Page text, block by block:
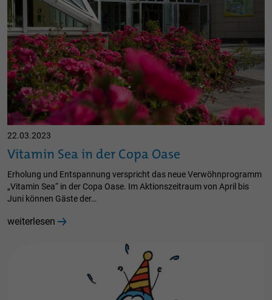
22.03.2023
Vitamin Sea in der Copa Oase
Erholung und Entspannung verspricht das neue Verwöhnprogramm
„Vitamin Sea“ in der Copa Oase. Im Aktionszeitraum von April bis
Juni können Gäste der…
weiterlesen